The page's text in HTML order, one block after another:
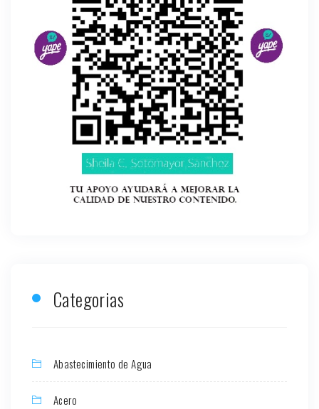
Categorias
Abastecimiento de Agua
Acero